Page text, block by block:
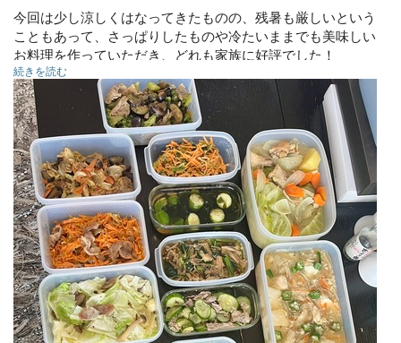
今回は少し涼しくはなってきたものの、残暑も厳しいという
こともあって、さっぱりしたものや冷たいままでも美味しい
お料理を作っていただき、どれも家族に好評でした！
また、次回もよろしくお願いいたします！
チキンとナスのアラビアータ
崩し豆腐と鶏むねのとろみ煮
ポークチャップ
牛肉とナスの黒胡椒炒め
わかめときゅうりの酢の物
ポトフ
牛しゃぶときゅうりの胡麻サラダ
ほうれん草ときのこの煮浸し
豚肉とブロッコリーの甘辛炒め
ほうれん草と人参の塩麹胡麻和え
ソーセージとキャベツのバターソテー
鶏むねとじゃがいものカレー炒め
ツナとキャベツのガーリックソテー
続きを読む